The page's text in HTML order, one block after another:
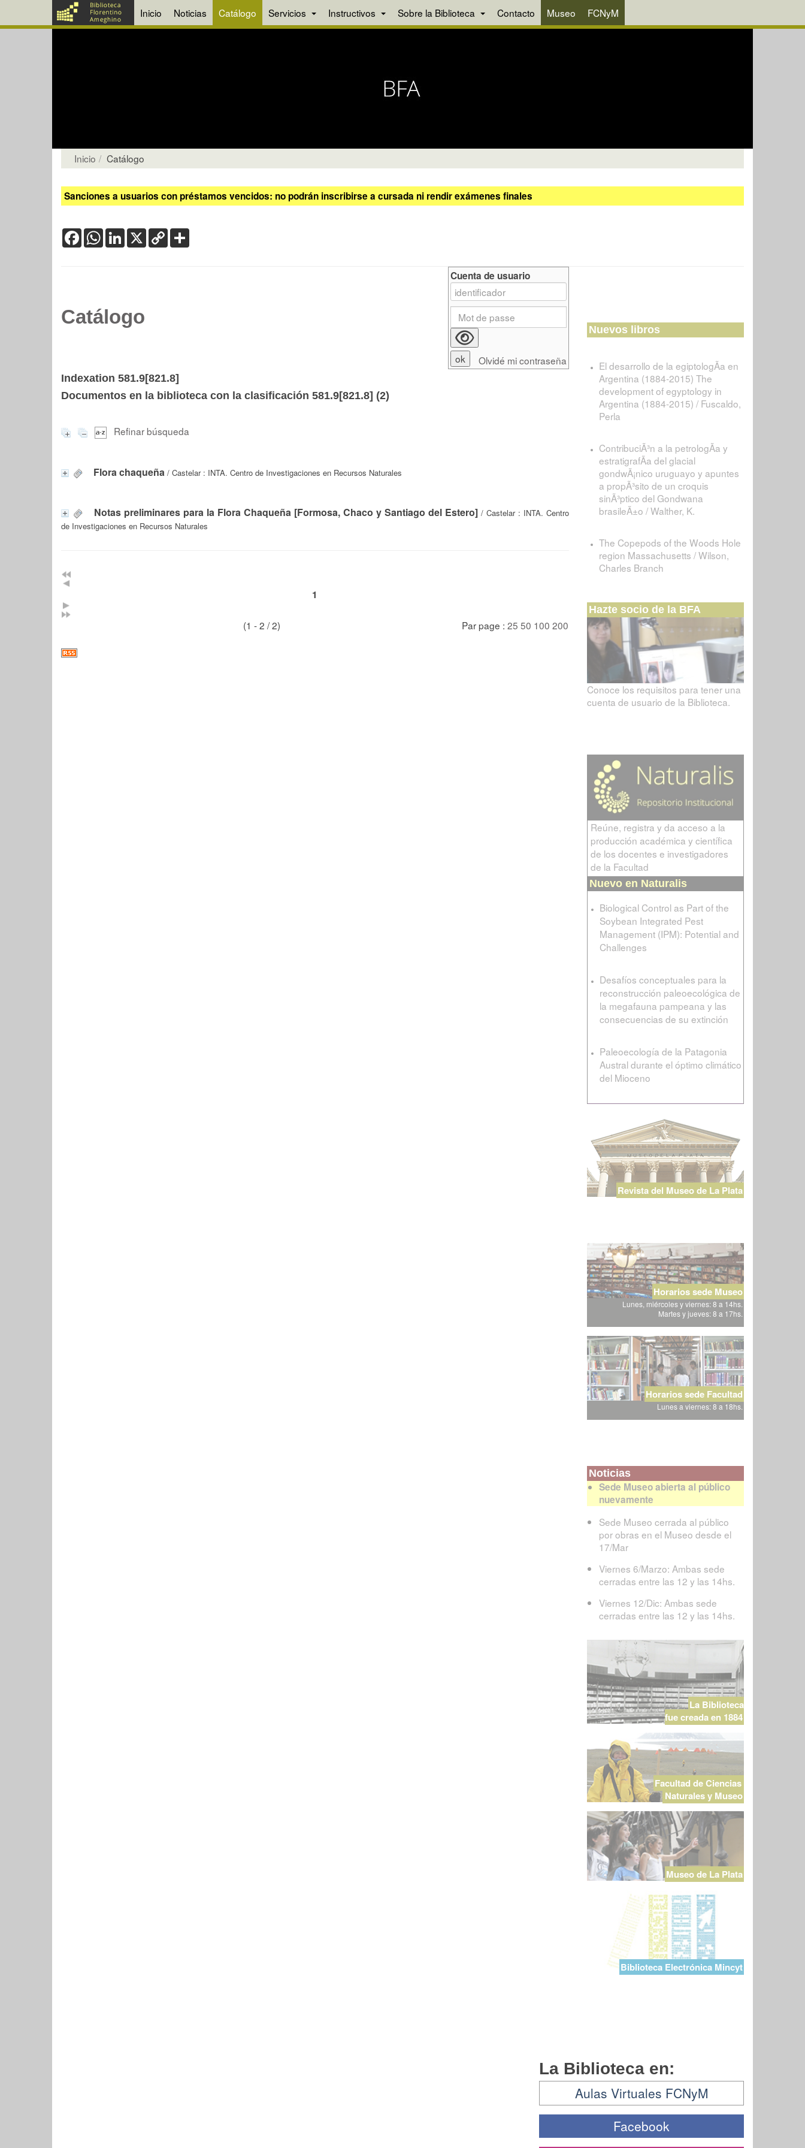
Inicio Noticias Catálogo Servicios Instructivos Sobre la Biblioteca Contacto Museo FCNyM
Inicio Catálogo
Sanciones a usuarios con préstamos vencidos: no podrán inscribirse a cursada ni rendir exámenes finales
FacebookWhatsApp
LinkedIn
X Copy
Link
Catálogo
Indexation 581.9[821.8]
Documentos en la biblioteca con la clasificación 581.9[821.8] (2)
Refinar búsqueda
Flora chaqueña / Castelar : INTA. Centro de Investigaciones en Recursos Naturales
Notas preliminares para la Flora Chaqueña [Formosa, Chaco y Santiago del Estero]/ Castelar : INTA. Centro
de Investigaciones en Recursos Naturales
1
(1 - 2 / 2) Par page : 25 50 100 200
Cuenta de usuario
Olvidé mi contraseña
Nuevos libros
El desarrollo de la egiptologÃ­a en
Argentina (1884-2015) The
development of egyptology in
Argentina (1884-2015) / Fuscaldo,
Perla
ContribuciÃ³n a la petrologÃ­a y
estratigrafÃ­a del glacial
gondwÃ¡nico uruguayo y apuntes
a propÃ³sito de un croquis
sinÃ³ptico del Gondwana
brasileÃ±o / Walther, K.
The Copepods of the Woods Hole
region Massachusetts / Wilson,
Charles Branch
Hazte socio de la BFA
Conoce los requisitos para tener una
cuenta de usuario de la Biblioteca.
Reúne, registra y da acceso a la
producción académica y científica
de los docentes e investigadores
de la Facultad
Nuevo en Naturalis
Biological Control as Part of the
Soybean Integrated Pest
Management (IPM): Potential and
Challenges
Desafíos conceptuales para la
reconstrucción paleoecológica de
la megafauna pampeana y las
consecuencias de su extinción
Paleoecología de la Patagonia
Austral durante el óptimo climático
del Mioceno
Revista del Museo de La Plata
Horarios sede Museo
Lunes, miércoles y viernes: 8 a 14hs.
Martes y jueves: 8 a 17hs.
Horarios sede Facultad
Lunes a viernes: 8 a 18hs.
Noticias
Sede Museo abierta al público
nuevamente
Sede Museo cerrada al público
por obras en el Museo desde el
17/Mar
Viernes 6/Marzo: Ambas sede
cerradas entre las 12 y las 14hs.
Viernes 12/Dic: Ambas sede
cerradas entre las 12 y las 14hs.
La Biblioteca
fue creada en 1884
Facultad de Ciencias
Naturales y Museo
Museo de La Plata
Biblioteca Electrónica Mincyt
La Biblioteca en:
Aulas Virtuales FCNyM
Facebook